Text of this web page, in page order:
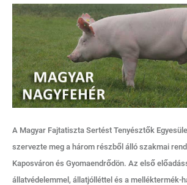
A Magyar Fajtatiszta Sertést Tenyésztők
szervezte meg a három részből álló szakmai
Kaposváron és Gyomaendrődön. Az első
állatvédelemmel, állatjólléttel és a melléktermék-